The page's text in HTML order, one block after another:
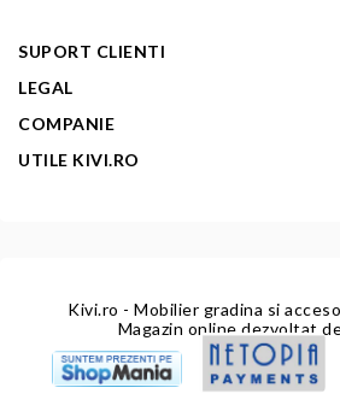
SUPORT CLIENTI
LEGAL
COMPANIE
UTILE KIVI.RO
Kivi.ro - Mobilier gradina si
Magazin online dezvoltat